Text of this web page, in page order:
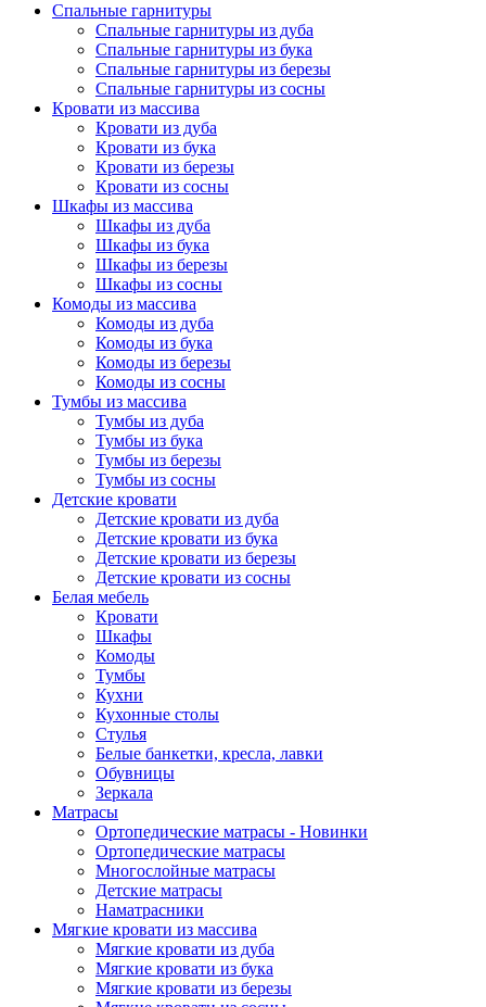
Спальные гарнитуры
Спальные гарнитуры из дуба
Спальные гарнитуры из бука
Спальные гарнитуры из березы
Спальные гарнитуры из сосны
Кровати из массива
Кровати из дуба
Кровати из бука
Кровати из березы
Кровати из сосны
Шкафы из массива
Шкафы из дуба
Шкафы из бука
Шкафы из березы
Шкафы из сосны
Комоды из массива
Комоды из дуба
Комоды из бука
Комоды из березы
Комоды из сосны
Тумбы из массива
Тумбы из дуба
Тумбы из бука
Тумбы из березы
Тумбы из сосны
Детские кровати
Детские кровати из дуба
Детские кровати из бука
Детские кровати из березы
Детские кровати из сосны
Белая мебель
Кровати
Шкафы
Комоды
Тумбы
Кухни
Кухонные столы
Стулья
Белые банкетки, кресла, лавки
Обувницы
Зеркала
Матрасы
Ортопедические матрасы - Новинки
Ортопедические матрасы
Многослойные матрасы
Детские матрасы
Наматрасники
Мягкие кровати из массива
Мягкие кровати из дуба
Мягкие кровати из бука
Мягкие кровати из березы